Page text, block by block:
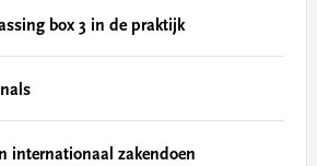
box 3 in de praktijk
internationaal zakendoen